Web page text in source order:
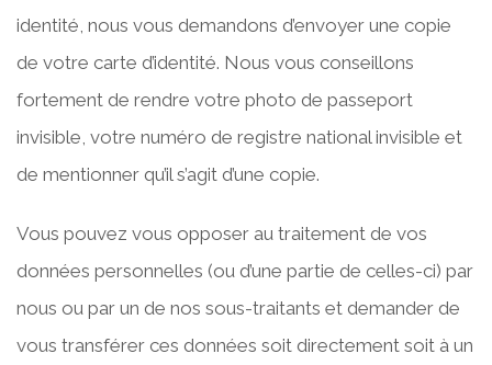
identité, nous vous demandons d’envoyer une copie
de votre carte d’identité. Nous vous conseillons
fortement de rendre votre photo de passeport
invisible, votre numéro de registre national invisible et
de mentionner qu’il s’agit d’une copie.
Vous pouvez vous opposer au traitement de vos
données personnelles (ou d’une partie de celles-ci) par
nous ou par un de nos sous-traitants et demander de
vous transférer ces données soit directement soit à un